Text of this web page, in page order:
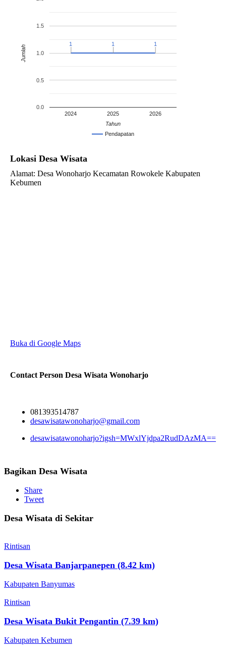
Pendapatan
2024 2025 2026
0.0
0.5
1.0
1.5
11 11 11
Tahun
Jumlah
Lokasi Desa Wisata
Alamat: Desa Wonoharjo Kecamatan Rowokele Kabupaten
Kebumen
Buka di Google Maps
Contact Person Desa Wisata Wonoharjo
081393514787
desawisatawonoharjo@gmail.com
desawisatawonoharjo?igsh=MWxlYjdpa2RudDAzMA==
Bagikan Desa Wisata
Share
Tweet
Desa Wisata di Sekitar
Rintisan
Desa Wisata Banjarpanepen (8.42 km)
Kabupaten Banyumas
Rintisan
Desa Wisata Bukit Pengantin (7.39 km)
Kabupaten Kebumen